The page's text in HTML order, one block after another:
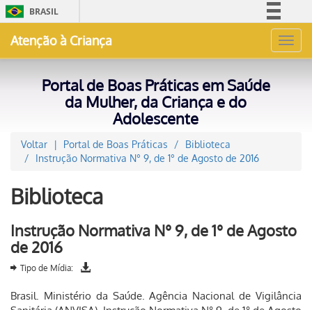
BRASIL
Acesso à informação
Atenção à Criança
Portal de Boas Práticas em Saúde
da Mulher, da Criança e do
Adolescente
Voltar Portal de Boas Práticas
Biblioteca
Instrução Normativa N° 9, de 1° de Agosto de 2016
Biblioteca
Instrução Normativa N° 9, de 1° de Agosto
de 2016
Tipo de Mídia:
Brasil. Ministério da Saúde. Agência Nacional de Vigilância